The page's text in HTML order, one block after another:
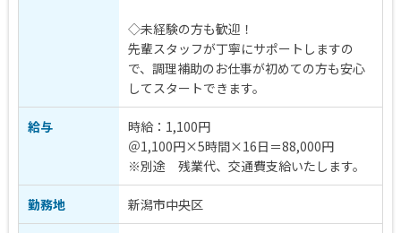
◇未経験の方も歓迎！
先輩スタッフが丁寧にサポートしますの
で、調理補助のお仕事が初めての方も安心
してスタートできます。
給与
時給：1,100円
＠1,100円×5時間×16日＝88,000円
※別途 残業代、交通費支給いたします。
勤務地 新潟市中央区